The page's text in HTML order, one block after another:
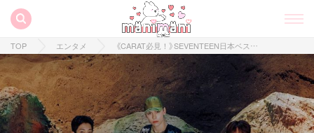
TOP エンタメ 《CARAT必見！》SEVENTEEN日本ベストアルバムが超豪華！9月からツアーも開催決定！♡